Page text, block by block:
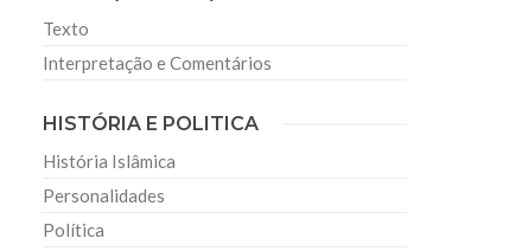
Texto
Interpretação e Comentários
HISTÓRIA E POLITICA
História Islâmica
Personalidades
Política